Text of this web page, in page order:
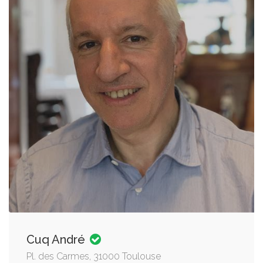
Cuq André
Pl. des Carmes, 31000 Toulouse